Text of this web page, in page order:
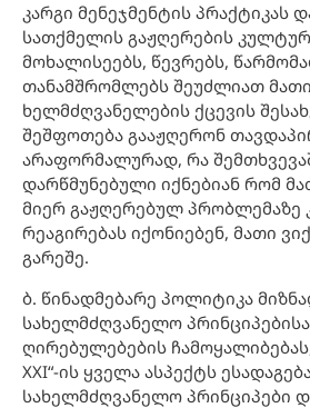
კარგი მენეჯმენტის პრაქტიკას
სათქმელის გაჟღერების
მოხალისეებს, წევრებს,
თანამშრომლებს შეუძლიათ
ხელმძღვანელების ქცევის
შეშფოთება გააჟღერონ
არაფორმალურად, რა
დარწმუნებული იქნებიან რომ
მიერ გაჟღერებულ პრობლემაზე
რეაგირებას იქონიებენ, მათი
გარეშე.
ბ. წინადმებარე პოლიტიკა
სახელმძღვანელო
ღირებულებების
XXI“-ის ყველა ასპექტს
სახელმძღვანელო პრინციპები